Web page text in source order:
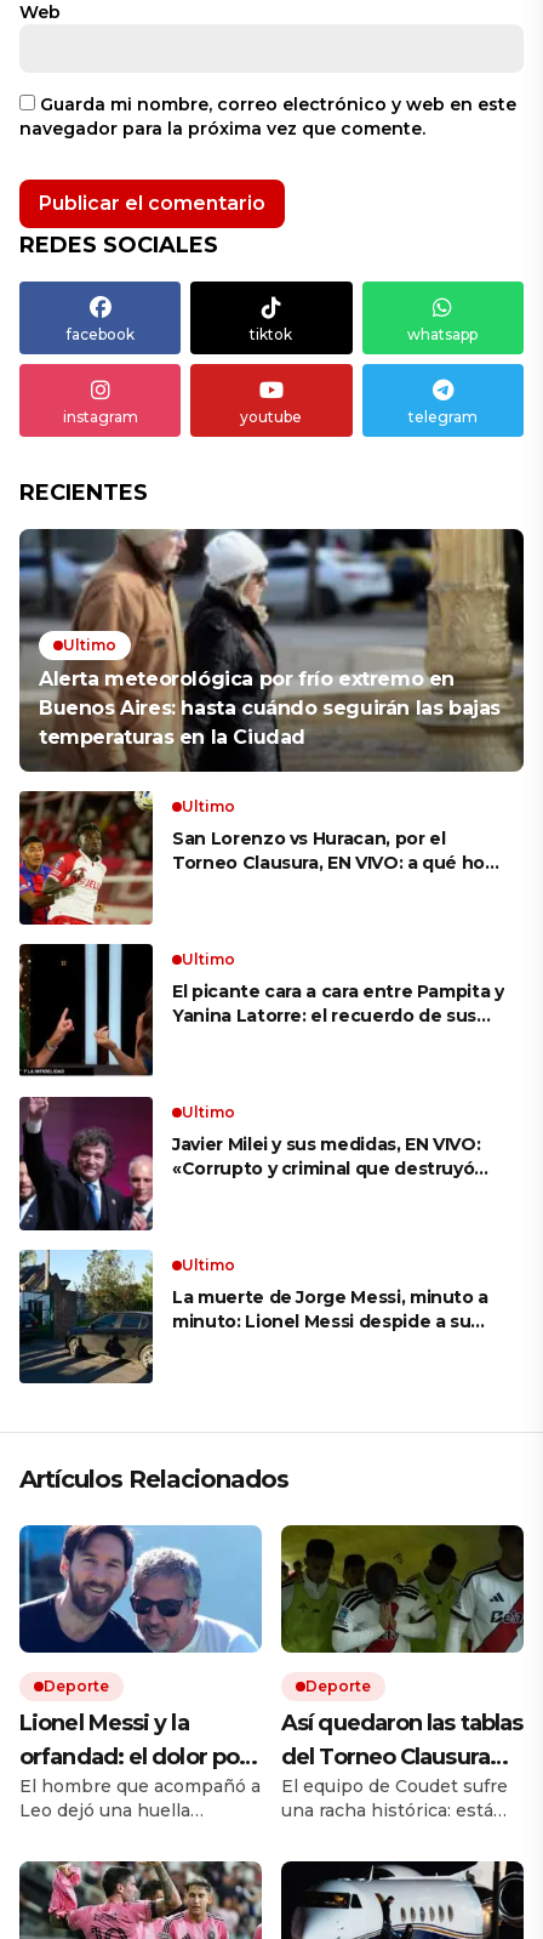
Web
Guarda mi nombre, correo electrónico y web en este
navegador para la próxima vez que comente.
REDES SOCIALES
facebook tiktok whatsapp
instagram youtube telegram
RECIENTES
Ultimo
Alerta meteorológica por frío extremo en
Buenos Aires: hasta cuándo seguirán las bajas
temperaturas en la Ciudad
Ultimo
San Lorenzo vs Huracan, por el
Torneo Clausura, EN VIVO: a qué hora
Ultimo
El picante cara a cara entre Pampita y
Yanina Latorre: el recuerdo de sus
Ultimo
Javier Milei y sus medidas, EN VIVO:
«Corrupto y criminal que destruyó
Ultimo
La muerte de Jorge Messi, minuto a
minuto: Lionel Messi despide a su
Artículos Relacionados
Deporte
Lionel Messi y la
orfandad: el dolor por
la muerte de Jorge y el
legado irreversible de
un padre
El hombre que acompañó a
Leo dejó una huella
al mejor de todos le toca
atravesar el dolor más
universal: quedarse sin su
viejo.
Deporte
Así quedaron las tablas
del Torneo Clausura
2026: River sigue
último y Vélez hizo
negocio con Boca en
la anual
El equipo de Coudet sufre
una racha histórica: está
Los dirigidos por el Vasco
Arruabarrena perdieron
una buena chance con el
Fortín. Todos los resultados